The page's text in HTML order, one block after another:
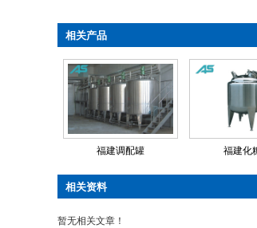
相关产品
福建调配罐 福建化
相关资料
暂无相关文章！